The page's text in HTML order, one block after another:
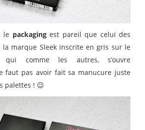
le packagingest pareil que celui des
la marque Sleek inscrite en gris sur le
comme les autres, s’ouvre
faut pas avoir fait sa manucure juste
palettes ! 😉